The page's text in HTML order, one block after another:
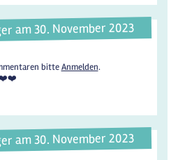
am 30. November 2023
bitteAnmelden.
am 30. November 2023